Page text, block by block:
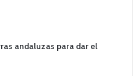
andaluzas para dar el